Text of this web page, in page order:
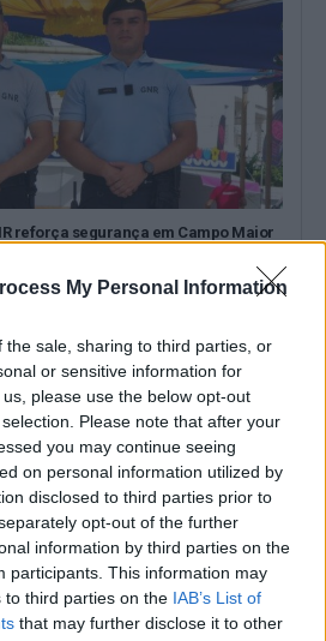
My Personal Information
the sale, sharing to third parties, or
or sensitive information for
please use the below opt-out
Please note that after your
you may continue seeing
on personal information utilized by
disclosed to third parties prior to
opt-out of the further
information by third parties on the
participants. This information may
to third parties on the IAB’s List of
that may further disclose it to other
reforça segurança em Campo Maior